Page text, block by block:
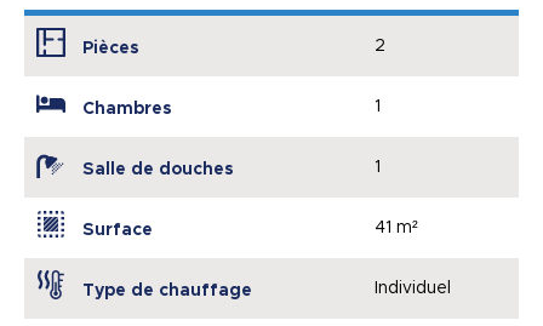
Pièces 2
Chambres 1
Salle de douches 1
Surface 41 m²
Type de chauffage Individuel